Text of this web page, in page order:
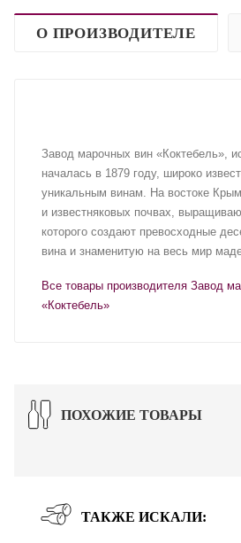
О ПРОИЗВОДИТЕЛЕ
Завод марочных вин «Коктебель»,
началась в 1879 году, широко
уникальным винам. На востоке
и известняковых почвах,
которого создают превосходные
вина и знаменитую на весь мир
Все товары производителя Завод
«Коктебель»
ПОХОЖИЕ ТОВАРЫ
ТАКЖЕ ИСКАЛИ: